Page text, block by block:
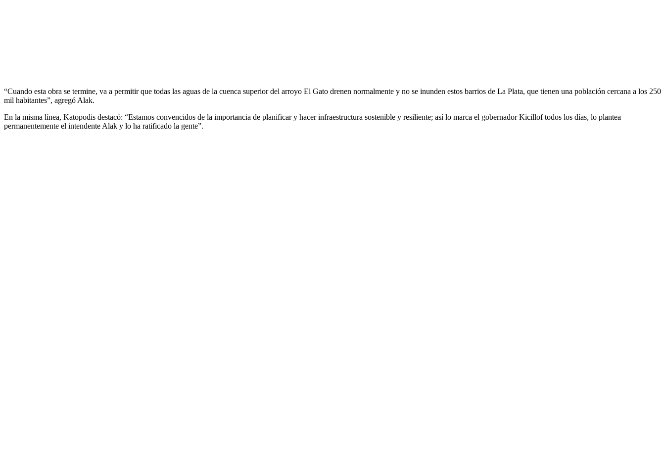
“Cuando esta obra se termine, va a permitir que todas las aguas de la cuenca superior del arroyo El Gato drenen normalmente y no se inunden estos barrios de La Plata, que tienen una población cercana a los 250
mil habitantes”, agregó Alak.
En la misma línea, Katopodis destacó: “Estamos convencidos de la importancia de planificar y hacer infraestructura sostenible y resiliente; así lo marca el gobernador Kicillof todos los días, lo plantea
permanentemente el intendente Alak y lo ha ratificado la gente”.